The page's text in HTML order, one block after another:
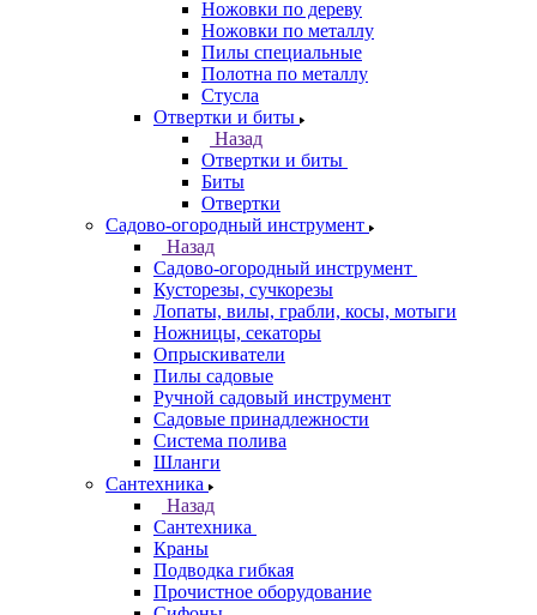
Ножовки по дереву
Ножовки по металлу
Пилы специальные
Полотна по металлу
Стусла
Отвертки и биты
Назад
Отвертки и биты
Биты
Отвертки
Садово-огородный инструмент
Назад
Садово-огородный инструмент
Кусторезы, сучкорезы
Лопаты, вилы, грабли, косы, мотыги
Ножницы, секаторы
Опрыскиватели
Пилы садовые
Ручной садовый инструмент
Садовые принадлежности
Система полива
Шланги
Сантехника
Назад
Сантехника
Краны
Подводка гибкая
Прочистное оборудование